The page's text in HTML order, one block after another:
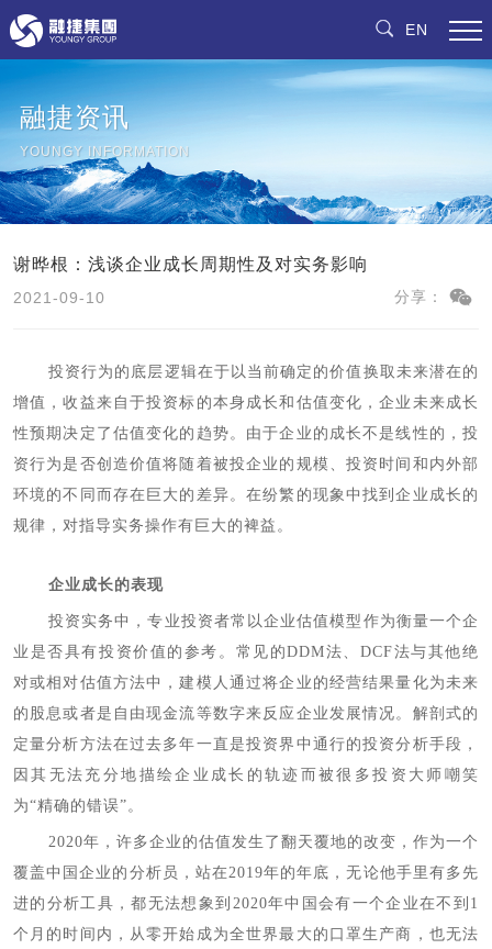
EN
融捷资讯
YOUNGY INFORMATION
谢晔根：浅谈企业成长周期性及对实务影响
2021-09-10 分享：
投资行为的底层逻辑在于以当前确定的价值换取未来潜在的
增值，收益来自于投资标的本身成长和估值变化，企业未来成长
性预期决定了估值变化的趋势。由于企业的成长不是线性的，投
资行为是否创造价值将随着被投企业的规模、投资时间和内外部
环境的不同而存在巨大的差异。在纷繁的现象中找到企业成长的
规律，对指导实务操作有巨大的裨益。
企业成长的表现
投资实务中，专业投资者常以企业估值模型作为衡量一个企
业是否具有投资价值的参考。常见的DDM法、DCF法与其他绝
对或相对估值方法中，建模人通过将企业的经营结果量化为未来
的股息或者是自由现金流等数字来反应企业发展情况。解剖式的
定量分析方法在过去多年一直是投资界中通行的投资分析手段，
因其无法充分地描绘企业成长的轨迹而被很多投资大师嘲笑
为“精确的错误”。
2020年，许多企业的估值发生了翻天覆地的改变，作为一个
覆盖中国企业的分析员，站在2019年的年底，无论他手里有多先
进的分析工具，都无法想象到2020年中国会有一个企业在不到1
个月的时间内，从零开始成为全世界最大的口罩生产商，也无法